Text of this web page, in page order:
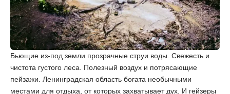
Бьющие из-под земли прозрачные струи воды. Свежесть и
чистота густого леса. Полезный воздух и потрясающие
пейзажи. Ленинградская область богата необычными
местами для отдыха, от которых захватывает дух. И гейзеры